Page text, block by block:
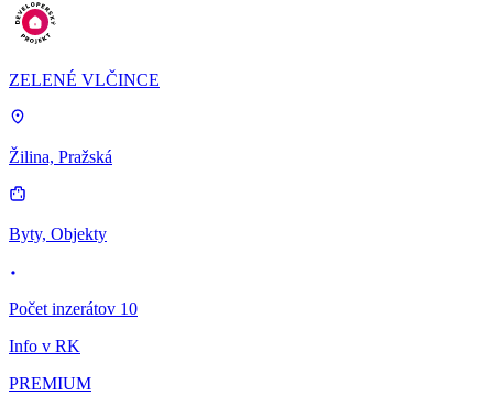
ZELENÉ VLČINCE
Žilina, Pražská
Byty, Objekty
Počet inzerátov 10
Info v RK
PREMIUM